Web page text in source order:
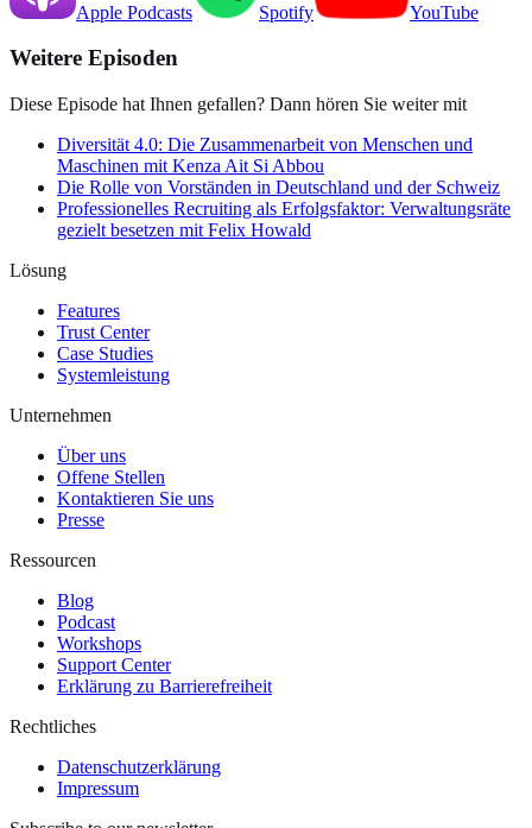
Apple Podcasts Spotify YouTube
Weitere Episoden
Diese Episode hat Ihnen gefallen? Dann hören Sie weiter mit
Diversität 4.0: Die Zusammenarbeit von Menschen und
Maschinen mit Kenza Ait Si Abbou
Die Rolle von Vorständen in Deutschland und der Schweiz
Professionelles Recruiting als Erfolgsfaktor: Verwaltungsräte
gezielt besetzen mit Felix Howald
Lösung
Features
Trust Center
Case Studies
Systemleistung
Unternehmen
Über uns
Offene Stellen
Kontaktieren Sie uns
Presse
Ressourcen
Blog
Podcast
Workshops
Support Center
Erklärung zu Barrierefreiheit
Rechtliches
Datenschutzerklärung
Impressum